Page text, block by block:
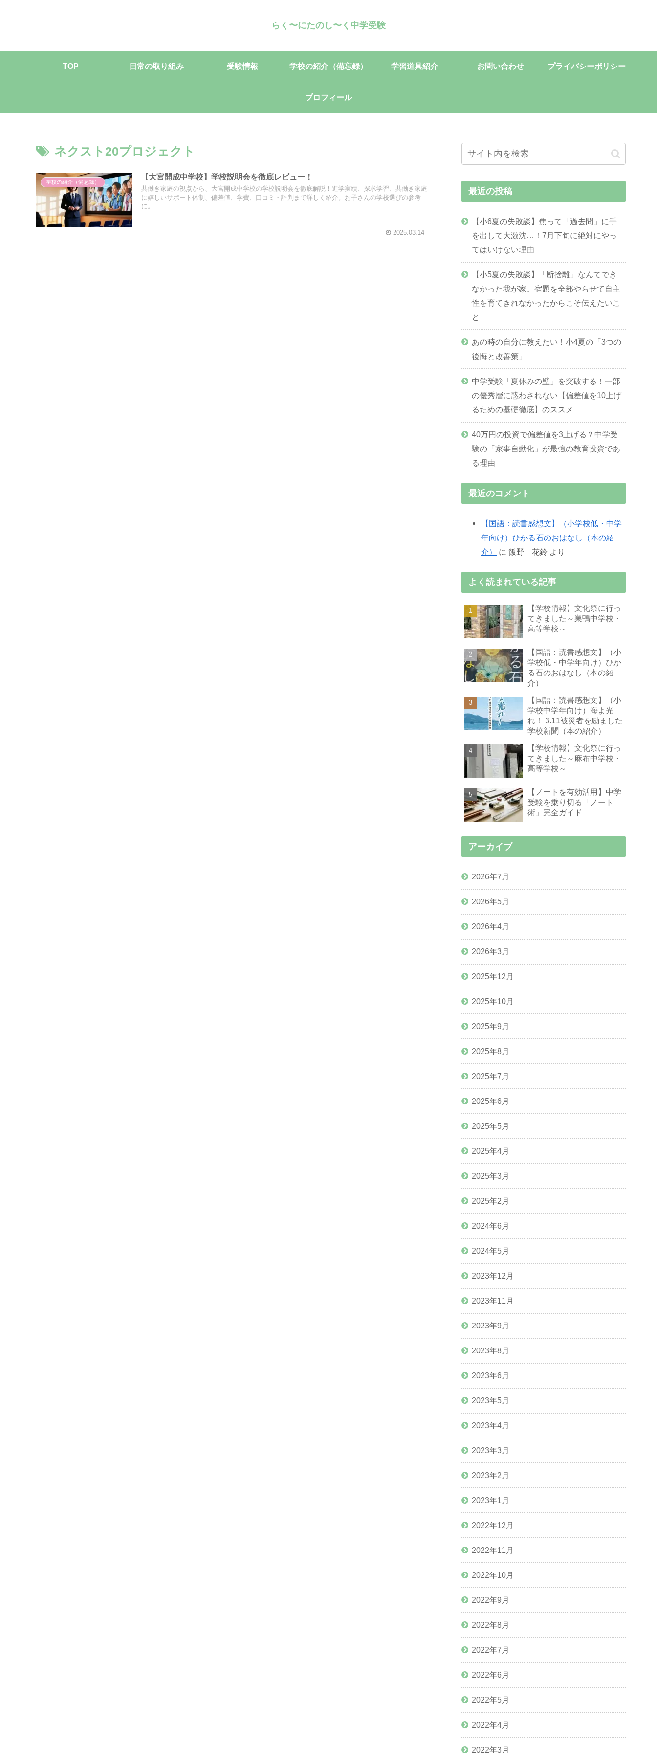
らく〜にたのし〜く中学受験
TOP 日常の取り組み 受験情報 学校の紹介（備忘録） 学習道具紹介 お問い合わせ プライバシーポリシー
プロフィール
ネクスト20プロジェクト
学校の紹介（備忘録）
【大宮開成中学校】学校説明会を徹底レビュー！
共働き家庭の視点から、大宮開成中学校の学校説明会を徹底解説！進学実績、探求学習、共働き家庭
に嬉しいサポート体制、偏差値、学費、口コミ・評判まで詳しく紹介。お子さんの学校選びの参考
に。
2025.03.14
最近の投稿
【小6夏の失敗談】焦って「過去問」に手
を出して大激沈…！7月下旬に絶対にやっ
てはいけない理由
【小5夏の失敗談】「断捨離」なんてでき
なかった我が家。宿題を全部やらせて自主
性を育てきれなかったからこそ伝えたいこ
と
あの時の自分に教えたい！小4夏の「3つの
後悔と改善策」
中学受験「夏休みの壁」を突破する！一部
の優秀層に惑わされない【偏差値を10上げ
るための基礎徹底】のススメ
40万円の投資で偏差値を3上げる？中学受
験の「家事自動化」が最強の教育投資であ
る理由
最近のコメント
【国語：読書感想文】（小学校低・中学
年向け）ひかる石のおはなし（本の紹
介）
に 飯野 花鈴 より
よく読まれている記事
【学校情報】文化祭に行っ
てきました～巣鴨中学校・
高等学校～
【国語：読書感想文】（小
学校低・中学年向け）ひか
る石のおはなし（本の紹
介）
【国語：読書感想文】（小
学校中学年向け）海よ光
れ！ 3.11被災者を励ました
学校新聞（本の紹介）
【学校情報】文化祭に行っ
てきました～麻布中学校・
高等学校～
【ノートを有効活用】中学
受験を乗り切る「ノート
術」完全ガイド
アーカイブ
2026年7月
2026年5月
2026年4月
2026年3月
2025年12月
2025年10月
2025年9月
2025年8月
2025年7月
2025年6月
2025年5月
2025年4月
2025年3月
2025年2月
2024年6月
2024年5月
2023年12月
2023年11月
2023年9月
2023年8月
2023年6月
2023年5月
2023年4月
2023年3月
2023年2月
2023年1月
2022年12月
2022年11月
2022年10月
2022年9月
2022年8月
2022年7月
2022年6月
2022年5月
2022年4月
2022年3月